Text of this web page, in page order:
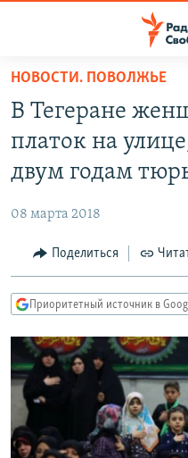
упрощенного
доступа
основному
Вернутся
Вернутся
поиску
ПОДКАСТЫ
АВТОРСКИЕ ПРОЕКТЫ
МНЕНИЯ
КУЛЬТУРА
КАВКАЗ.РЕАЛИИ
СЕВЕР.РЕАЛИИ
СИБИРЬ.РЕАЛИИ
РАСПИСАНИЕ ВЕЩАНИЯ
ПОДПИШИТЕСЬ НА
НОВОСТИ. ПОВОЛЖЬЕ
В Тегеране
платок на
двум годам
08 марта 2018
Поделиться
Приоритетный источник в